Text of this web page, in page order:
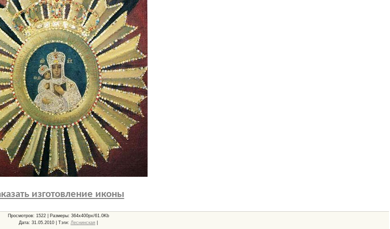
изготовление иконы
Просмотров: 1522 | Размеры: 364x400px/61.0Kb
Дата: 31.05.2010 | Тэги: Леснинская